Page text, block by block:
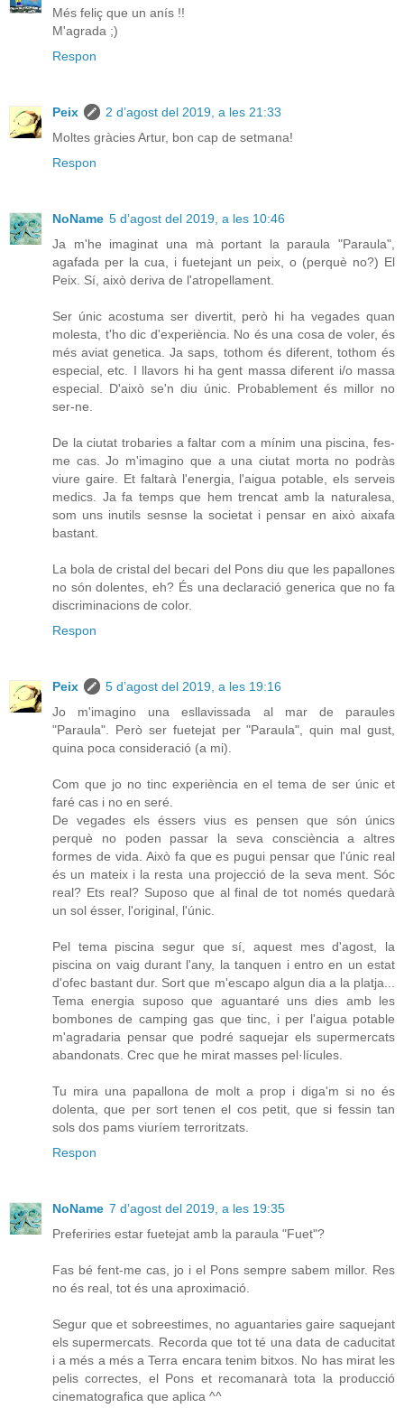
Més feliç que un anís !!
M'agrada ;)
Respon
Peix
2 d’agost del 2019, a les 21:33
Moltes gràcies Artur, bon cap de setmana!
Respon
NoName 5 d’agost del 2019, a les 10:46
Ja m'he imaginat una mà portant la paraula "Paraula",
agafada per la cua, i fuetejant un peix, o (perquè no?) El
Peix. Sí, això deriva de l'atropellament.
Ser únic acostuma ser divertit, però hi ha vegades quan
molesta, t'ho dic d'experiència. No és una cosa de voler, és
més aviat genetica. Ja saps, tothom és diferent, tothom és
especial, etc. I llavors hi ha gent massa diferent i/o massa
especial. D'això se'n diu únic. Probablement és millor no
ser-ne.
De la ciutat trobaries a faltar com a mínim una piscina, fes-
me cas. Jo m'imagino que a una ciutat morta no podràs
viure gaire. Et faltarà l'energia, l'aigua potable, els serveis
medics. Ja fa temps que hem trencat amb la naturalesa,
som uns inutils sesnse la societat i pensar en això aixafa
bastant.
La bola de cristal del becari del Pons diu que les papallones
no són dolentes, eh? És una declaració generica que no fa
discriminacions de color.
Respon
Peix
5 d’agost del 2019, a les 19:16
Jo m'imagino una esllavissada al mar de paraules
"Paraula". Però ser fuetejat per "Paraula", quin mal gust,
quina poca consideració (a mi).
Com que jo no tinc experiència en el tema de ser únic et
faré cas i no en seré.
De vegades els éssers vius es pensen que són únics
perquè no poden passar la seva consciència a altres
formes de vida. Això fa que es pugui pensar que l'únic real
és un mateix i la resta una projecció de la seva ment. Sóc
real? Ets real? Suposo que al final de tot només quedarà
un sol ésser, l'original, l'únic.
Pel tema piscina segur que sí, aquest mes d'agost, la
piscina on vaig durant l'any, la tanquen i entro en un estat
d'ofec bastant dur. Sort que m'escapo algun dia a la platja...
Tema energia suposo que aguantaré uns dies amb les
bombones de camping gas que tinc, i per l'aigua potable
m'agradaria pensar que podré saquejar els supermercats
abandonats. Crec que he mirat masses pel·lícules.
Tu mira una papallona de molt a prop i diga'm si no és
dolenta, que per sort tenen el cos petit, que si fessin tan
sols dos pams viuríem terroritzats.
Respon
NoName 7 d’agost del 2019, a les 19:35
Preferiries estar fuetejat amb la paraula "Fuet"?
Fas bé fent-me cas, jo i el Pons sempre sabem millor. Res
no és real, tot és una aproximació.
Segur que et sobreestimes, no aguantaries gaire saquejant
els supermercats. Recorda que tot té una data de caducitat
i a més a més a Terra encara tenim bitxos. No has mirat les
pelis correctes, el Pons et recomanarà tota la producció
cinematografica que aplica ^^